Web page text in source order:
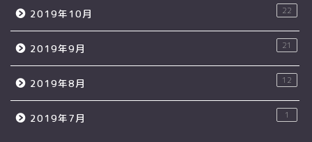
2019年10月 22
2019年9月 21
2019年8月 12
2019年7月 1